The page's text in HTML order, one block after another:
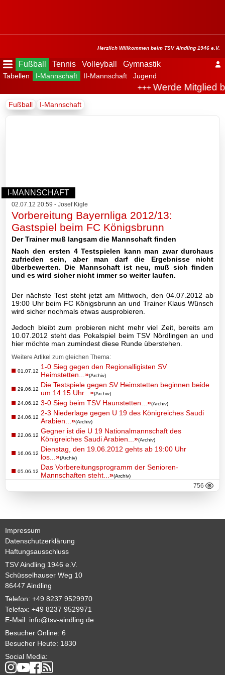
Herzlich Willkommen beim TSV Aindling 1946 e.V.
Fußball Tennis Volleyball Gymnastik
Tabellen I-Mannschaft II-Mannschaft Jugend
+++Werde Mitglied
Verein
I-
Mannschaft
Archiv
II-
Mannschaft
III-
Seniorenfußball
Jugendfußball
Tennis
Volleyball
Stockschützen
Gymnastik
Basketball
TSV
Sponsoren
Terminkalender
Fotogalerie
Wegbeschreibung
Archiv
Impressum
Fußball I-Mannschaft
I-MANNSCHAFT
02.07.12 20:59 - Josef Kigle
Vorbereitung Bayernliga 2012/13:
Gastspiel beim FC Königsbrunn
Der Trainer muß langsam die Mannschaft finden
Nach den ersten 4 Testspielen kann man zwar durchaus
zufrieden sein, aber man darf die Ergebnisse nicht
überbewerten. Die Mannschaft ist neu, muß sich finden
und es wird sicher nicht immer so weiter laufen.
Der nächste Test steht jetzt am Mittwoch, den 04.07.2012 ab
19:00 Uhr beim FC Königsbrunn an und Trainer Klaus Wünsch
wird sicher nochmals etwas ausprobieren.
Jedoch bleibt zum probieren nicht mehr viel Zeit, bereits am
10.07.2012 steht das Pokalspiel beim TSV Nördlingen an und
hier möchte man zumindest diese Runde überstehen.
Weitere Artikel zum gleichen Thema:
01.07.12 1-0 Sieg gegen den Regionalligisten SV
Heimstetten...»(Archiv)
29.06.12 Die Testspiele gegen SV Heimstetten beginnen beide
um 14:15 Uhr...»(Archiv)
24.06.12 3-0 Sieg beim TSV Haunstetten...»(Archiv)
24.06.12 2-3 Niederlage gegen U 19 des Königreiches Saudi
Arabien...»(Archiv)
22.06.12 Gegner ist die U 19 Nationalmannschaft des
Königreiches Saudi Arabien...»(Archiv)
16.06.12 Dienstag, den 19.06.2012 gehts ab 19:00 Uhr
los...»(Archiv)
05.06.12 Das Vorbereitungsprogramm der Senioren-
Mannschaften steht...»(Archiv)
756
Impressum
Datenschutzerklärung
Haftungsausschluss
TSV Aindling 1946 e.V.
Schüsselhauser Weg 10
86447 Aindling
Telefon: +49 8237 9529970
Telefax: +49 8237 9529971
E-Mail: info@tsv-aindling.de
Besucher Online: 6
Besucher Heute: 1830
Social Media: